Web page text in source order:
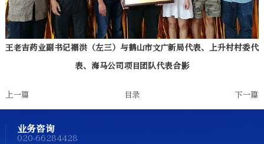
王老吉药业副书记禤洪（左三）与鹤山市文广新局代表、上升村村委代
表、海马公司项目团队代表合影
上一篇 目录 下一篇
业务咨询
020-66284428